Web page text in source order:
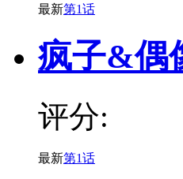
最新第1话
疯子&偶
评分:
最新第1话